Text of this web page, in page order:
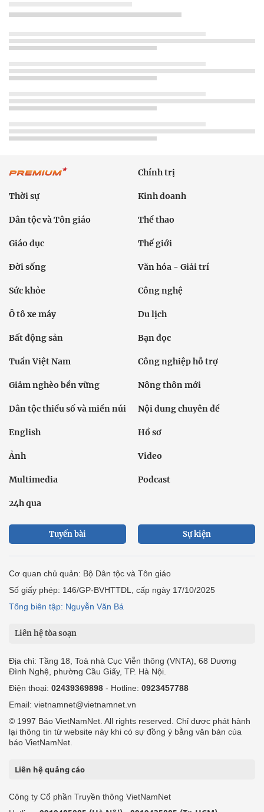
Chính trị
Thời sự Kinh doanh
Dân tộc và Tôn giáo Thể thao
Giáo dục Thế giới
Đời sống Văn hóa - Giải trí
Sức khỏe Công nghệ
Ô tô xe máy Du lịch
Bất động sản Bạn đọc
Tuần Việt Nam Công nghiệp hỗ trợ
Giảm nghèo bền vững Nông thôn mới
Dân tộc thiểu số và miền núi Nội dung chuyên đề
English Hồ sơ
Ảnh Video
Multimedia Podcast
24h qua
Tuyến bài Sự kiện
Cơ quan chủ quản: Bộ Dân tộc và Tôn giáo
Số giấy phép: 146/GP-BVHTTDL, cấp ngày 17/10/2025
Tổng biên tập: Nguyễn Văn Bá
Liên hệ tòa soạn
Địa chỉ: Tầng 18, Toà nhà Cục Viễn thông (VNTA), 68 Dương
Đình Nghệ, phường Cầu Giấy, TP. Hà Nội.
Điện thoại: 02439369898 - Hotline: 0923457788
Email: vietnamnet@vietnamnet.vn
© 1997 Báo VietNamNet. All rights reserved. Chỉ được phát hành
lại thông tin từ website này khi có sự đồng ý bằng văn bản của
báo VietNamNet.
Liên hệ quảng cáo
Công ty Cổ phần Truyền thông VietNamNet